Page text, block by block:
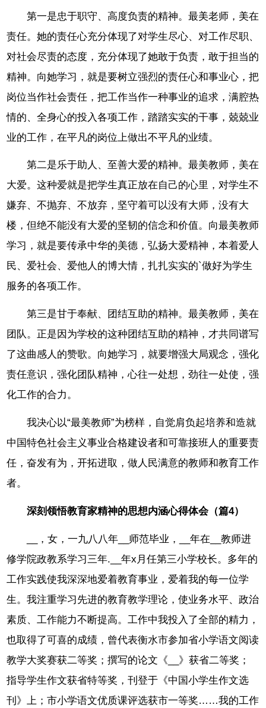
第一是忠于职守、高度负责的精神。最美老师，美在
责任。她的责任心充分体现了对学生尽心、对工作尽职、
对社会尽责的态度，充分体现了她敢于负责，敢于担当的
精神。向她学习，就是要树立强烈的责任心和事业心，把
岗位当作社会责任，把工作当作一种事业的追求，满腔热
情的、全身心的投入各项工作，踏踏实实的干事，兢兢业
业的工作，在平凡的岗位上做出不平凡的业绩。
第二是乐于助人、至善大爱的精神。最美教师，美在
大爱。这种爱就是把学生真正放在自己的心里，对学生不
嫌弃、不抛弃、不放弃，坚守着可以没有大师，没有大
楼，但绝不能没有大爱的坚韧的信念和价值。向最美教师
学习，就是要传承中华的美德，弘扬大爱精神，本着爱人
民、爱社会、爱他人的博大情，扎扎实实的`做好为学生
服务的各项工作。
第三是甘于奉献、团结互助的精神。最美教师，美在
团队。正是因为学校的这种团结互助的精神，才共同谱写
了这曲感人的赞歌。向她学习，就要增强大局观念，强化
责任意识，强化团队精神，心往一处想，劲往一处使，强
化工作的合力。
我决心以“最美教师”为榜样，自觉肩负起培养和造就
中国特色社会主义事业合格建设者和可靠接班人的重要责
任，奋发有为，开拓进取，做人民满意的教师和教育工作
者。
深刻领悟教育家精神的思想内涵心得体会（篇4）
__，女，一九八八年__师范毕业，__年在__教师进
修学院政教系学习三年.__年x月任第三小学校长。多年的
工作实践使我深深地爱着教育事业，爱着我的每一位学
生。我注重学习先进的教育教学理论，使业务水平、政治
素质、工作能力不断提高。工作中我投入了全部的精力，
也取得了可喜的成绩，曾代表衡水市参加省小学语文阅读
教学大奖赛获二等奖；撰写的论文《__》获省二等奖；
指导学生作文获省特等奖，刊登于《中国小学生作文选
刊》上；市小学语文优质课评选获市一等奖……我的工作